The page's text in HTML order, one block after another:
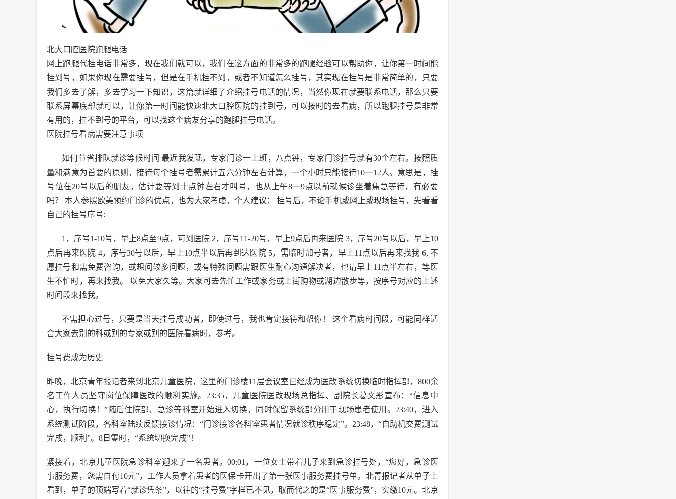
北大口腔医院跑腿电话
网上跑腿代挂电话非常多，现在我们就可以，我们在这方面的非常多的跑腿经验可以帮助你，让你第一时间能
挂到号，如果你现在需要挂号，但是在手机挂不到，或者不知道怎么挂号，其实现在挂号是非常简单的，只要
我们多去了解，多去学习一下知识，这篇就详细了介绍挂号电话的情况，当然你现在就要联系电话，那么只要
联系屏幕底部就可以，让你第一时间能快速北大口腔医院的挂到号，可以按时的去看病，所以跑腿挂号是非常
有用的，挂不到号的平台，可以找这个病友分享的跑腿挂号电话。
医院挂号看病需要注意事项
如何节省排队就诊等候时间 最近我发现，专家门诊一上班，八点钟，专家门诊挂号就有30个左右。按照质
量和满意为首要的原则，接待每个挂号者需累计五六分钟左右计算，一个小时只能接待10一12人。意思是，挂
号位在20号以后的朋友，估计要等到十点钟左右才叫号，也从上午8一9点以前就候诊坐着焦急等待，有必要
吗？ 本人参照欧美预约门诊的优点，也为大家考虑，个人建议： 挂号后，不论手机或网上或现场挂号，先看看
自己的挂号序号:
1，序号1-10号，早上8点至9点，可到医院 2，序号11-20号，早上9点后再来医院 3，序号20号以后，早上10
点后再来医院 4，序号30号以后，早上10点半以后再到达医院 5，需临时加号者，早上11点以后再来找我 6, 不
愿挂号和需免费咨询，或想问较多问题，或有特殊问题需跟医生耐心沟通解决者，也请早上11点半左右，等医
生不忙时，再来找我。 以免大家久等。大家可去先忙工作或家务或上街购物或湖边散步等，按序号对应的上述
时间段来找我。
不需担心过号，只要是当天挂号成功者，即使过号，我也肯定接待和帮你！ 这个看病时间段，可能同样适
合大家去别的科或别的专家或别的医院看病时，参考。
挂号费成为历史
昨晚，北京青年报记者来到北京儿童医院，这里的门诊楼11层会议室已经成为医改系统切换临时指挥部，800余
名工作人员坚守岗位保障医改的顺利实施。23:35，儿童医院医改现场总指挥、副院长葛文彤宣布：“信息中
心，执行切换！”随后住院部、急诊等科室开始进入切换，同时保留系统部分用于现场患者使用。23:40，进入
系统测试阶段，各科室陆续反馈接诊情况：“门诊接诊各科室患者情况就诊秩序稳定”。23:48，“自助机交费测试
完成，顺利”。8日零时，“系统切换完成”！
紧接着，北京儿童医院急诊科室迎来了一名患者。00:01，一位女士带着儿子来到急诊挂号处，“您好，急诊医
事服务费，您需自付10元”，工作人员拿着患者的医保卡开出了第一张医事服务费挂号单。北青报记者从单子上
看到，单子的顶端写着“就诊凭条”，以往的“挂号费”字样已不见，取而代之的是“医事服务费”，实缴10元。北京